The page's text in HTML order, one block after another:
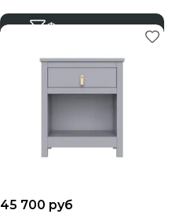
Фильтр товаров
45 700 руб